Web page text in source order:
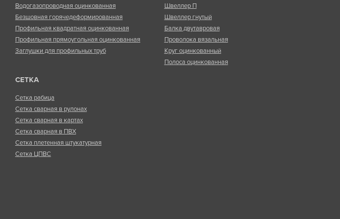
Водогазопроводная оцинкованная
Безшовная горячедеформированная
Профильная квадратная оцинкованная
Профильная прямоугольная оцинкованная
Заглушки для профильных труб
СЕТКА
Сетка рабица
Сетка сварная в рулонах
Сетка сварная в картах
Сетка сварная в ПВХ
Сетка плетенная штукатурная
Сетка ЦПВС
Швеллер П
Швеллер гнутый
Балка двутавровая
Проволока вязальная
Круг оцинкованный
Полоса оцинкованная